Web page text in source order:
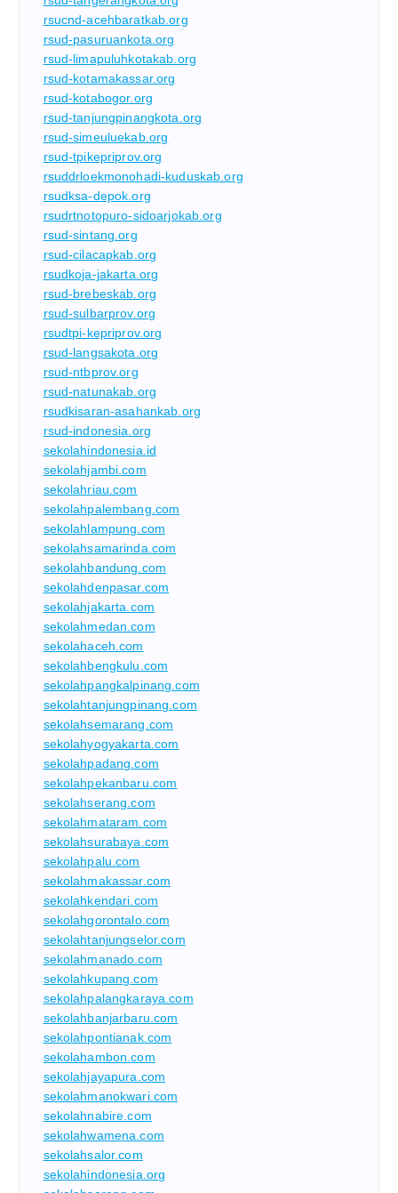
rsucnd-acehbaratkab.org
rsud-pasuruankota.org
rsud-limapuluhkotakab.org
rsud-kotamakassar.org
rsud-kotabogor.org
rsud-tanjungpinangkota.org
rsud-simeuluekab.org
rsud-tpikepriprov.org
rsuddrloekmonohadi-kuduskab.org
rsudksa-depok.org
rsudrtnotopuro-sidoarjokab.org
rsud-sintang.org
rsud-cilacapkab.org
rsudkoja-jakarta.org
rsud-brebeskab.org
rsud-sulbarprov.org
rsudtpi-kepriprov.org
rsud-langsakota.org
rsud-ntbprov.org
rsud-natunakab.org
rsudkisaran-asahankab.org
rsud-indonesia.org
sekolahindonesia.id
sekolahjambi.com
sekolahriau.com
sekolahpalembang.com
sekolahlampung.com
sekolahsamarinda.com
sekolahbandung.com
sekolahdenpasar.com
sekolahjakarta.com
sekolahmedan.com
sekolahaceh.com
sekolahbengkulu.com
sekolahpangkalpinang.com
sekolahtanjungpinang.com
sekolahsemarang.com
sekolahyogyakarta.com
sekolahpadang.com
sekolahpekanbaru.com
sekolahserang.com
sekolahmataram.com
sekolahsurabaya.com
sekolahpalu.com
sekolahmakassar.com
sekolahkendari.com
sekolahgorontalo.com
sekolahtanjungselor.com
sekolahmanado.com
sekolahkupang.com
sekolahpalangkaraya.com
sekolahbanjarbaru.com
sekolahpontianak.com
sekolahambon.com
sekolahjayapura.com
sekolahmanokwari.com
sekolahnabire.com
sekolahwamena.com
sekolahsalor.com
sekolahindonesia.org